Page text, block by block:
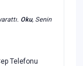
Oku, Senin
Telefonu